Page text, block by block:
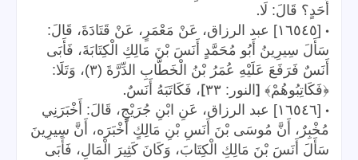
أَحَدٍ؟ قَالَ: لَا.
•
[١٦٥٤٥] عبد الرزاق، عَنْ مَعْمَرٍ، عَنْ قَتَادَةَ، قَالَ:
سَأَلَ سِيرِينُ أَبُو مُحَمَّدٍ أَنَسَ بْنَ مَالِكِ الْكِتَابَةَ، فَأَبَى
أَنَسٌ فَرَفَعَ عَلَيْهِ عُمَرُ بْنُ الْخَطَّابِ الدِّرَّةَ (٣)، وَتَلَا:
﴿فَكَاتِبُوهُمْ﴾ [النور: ٣٣ ]، فَكَاتَبَهُ أَنَسٌ.
•
[١٦٥٤٦] عبد الرزاق، عَنِ ابْنِ جُرَيْجٍ، قَالَ: أَخْبَرَنِي
مُخْبِرٌ، أَنَّ مُوسَى بْنَ أَنَسِ بْنِ مَالِكٍ أَخْبَرَه، أَنَّ سِيرِينَ
سَأَلَ أَنَسَ بْنَ مَالِكِ الْكِتَابَ، وَكَانَ كَثِيرَ الْمَالِ، فَأَبَى